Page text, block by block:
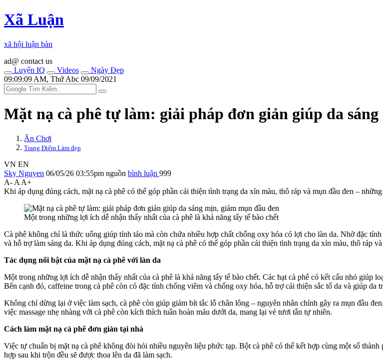
Xã Luận
xã hội luận bàn
ad@ contact us
Luyện IQ
Videos
Ngày Đẹp
09:09:09 AM, Thứ Abc 09/09/2021
Mặt nạ cà phê tự làm: giải pháp đơn giản giúp da
Ăn Chơi
Trang Điểm Làm đẹp
VN EN
Sky Nguyen 06/05/26 03:55pm nguồn bình luận 999
A- A A+
Khi áp dụng đúng cách, mặt nạ cà phê có thể góp phần cải thiện tình trạng da xỉn màu, thô ráp và mụn đầu đen –
Một trong những lợi ích dễ nhận thấy nhất của cà phê là khả năng tẩy tế bào chết
Cà phê không chỉ là thức uống giúp tỉnh táo mà còn chứa nhiều hợp chất chống oxy hóa có lợi cho làn da. Nhờ đặc
và hỗ trợ làm sáng da. Khi áp dụng đúng cách, mặt nạ cà phê có thể góp phần cải thiện tình trạng da xỉn màu, thô ráp
Tác dụng nổi bật của mặt nạ cà phê với làn da
Một trong những lợi ích dễ nhận thấy nhất của cà phê là khả năng tẩy tế bào chết. Các hạt cà phê có kết cấu nhỏ giúp
Bên cạnh đó, caffeine trong cà phê còn có đặc tính chống viêm và chống oxy hóa, hỗ trợ cải thiện sắc tố da và giúp da
Không chỉ dừng lại ở việc làm sạch, cà phê còn giúp giảm bít tắc lỗ chân lông – nguyên nhân chính gây ra mụn đầu
việc massage nhẹ nhàng với cà phê còn kíc‌h thí‌ch tuần hoàn máu dưới da, mang lại vẻ tươi tắn tự nhiên.
Cách làm mặt nạ cà phê đơn giản tại nhà
Việc tự chuẩn bị mặt nạ cà phê không đòi hỏi nhiều nguyên liệu phức tạp. Bột cà phê có thể kết hợp cùng một số
hợp sau khi trộn đều sẽ được thoa lên da đã làm sạch.